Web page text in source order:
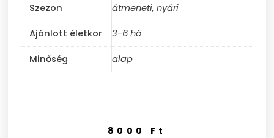
Szezon átmeneti, nyári
Ajánlott életkor 3-6 hó
Minőség alap
8000 Ft